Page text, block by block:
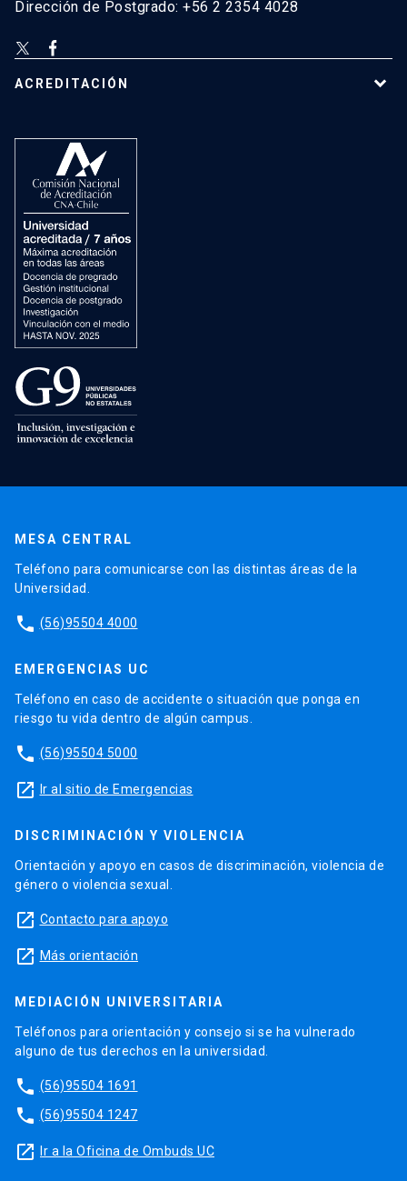
Dirección de Postgrado: +56 2 2354 4028
ACREDITACIÓN
MESA CENTRAL
Teléfono para comunicarse con las distintas áreas de la
Universidad.
phone (56)95504 4000
EMERGENCIAS UC
Teléfono en caso de accidente o situación que ponga en
riesgo tu vida dentro de algún campus.
phone (56)95504 5000
launch Ir al sitio de Emergencias
DISCRIMINACIÓN Y VIOLENCIA
Orientación y apoyo en casos de discriminación, violencia de
género o violencia sexual.
launch Contacto para apoyo
launch Más orientación
MEDIACIÓN UNIVERSITARIA
Teléfonos para orientación y consejo si se ha vulnerado
alguno de tus derechos en la universidad.
phone (56)95504 1691
phone (56)95504 1247
launch Ir a la Oficina de Ombuds UC